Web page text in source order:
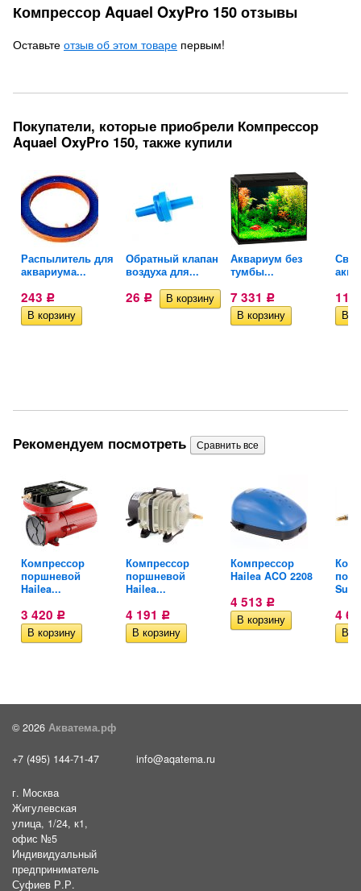
Компрессор Aquael OxyPro 150 отзывы
Оставьте отзыв об этом товаре первым!
Покупатели, которые приобрели Компрессор
Aquael OxyPro 150, также купили
Распылитель для
аквариума...
243 Р
Обратный клапан
воздуха для...
26 Р
Аквариум без
тумбы...
7 331 Р 11
Рекомендуем посмотреть
Компрессор
поршневой
Hailea...
3 420 Р
Компрессор
поршневой
Hailea...
4 191 Р
Компрессор
Hailea ACO 2208
4 513 Р
4
© 2026 Акватема.рф
+7 (495) 144-71-47 info@aqatema.ru
г. Москва
Жигулевская
улица, 1/24, к1,
офис №5
Индивидуальный
предприниматель
Суфиев Р.Р.